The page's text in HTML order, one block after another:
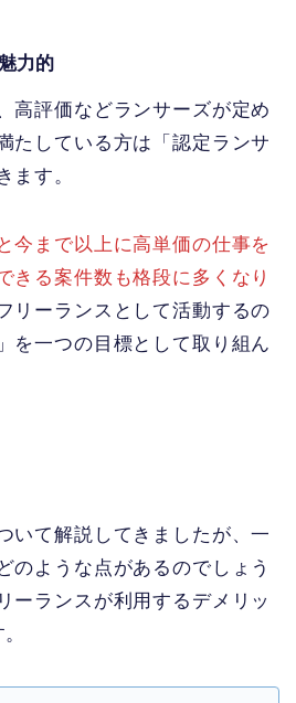
力的
高評価などランサーズが定め
たしている方は「認定ランサ
ます。
今まで以上に高単価の仕事を
きる案件数も格段に多くなり
リーランスとして活動するの
を一つの目標として取り組ん
いて解説してきましたが、一
のような点があるのでしょう
ーランスが利用するデメリッ